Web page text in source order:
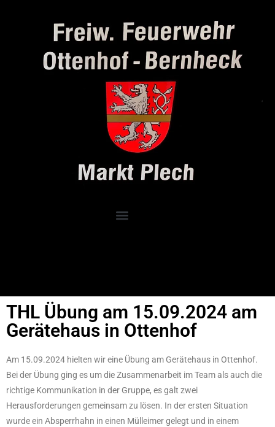
THL Übung am 15.09.2024 am
Gerätehaus in Ottenhof
Am 15.09.2024 hielten wir eine Übung am Gerätehaus in Ottenhof.
Bei der Übung ging es um die Zusammenarbeit im Team als auch die
richtige Kommunikation in der Gruppe, es galt zwei
Herausforderungen gemeinsam zu lösen. In der ersten Situation
wurde ein Absperrhahn in einen Mülleimer gelegt und in einem